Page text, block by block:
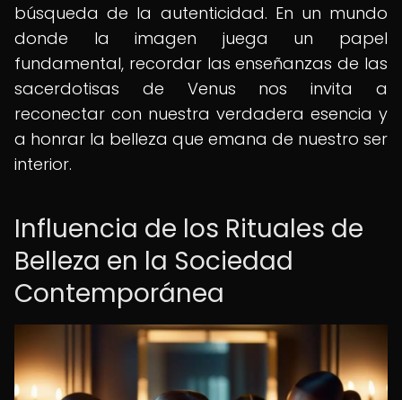
búsqueda de la autenticidad. En un mundo
donde la imagen juega un papel
fundamental, recordar las enseñanzas de las
sacerdotisas de Venus nos invita a
reconectar con nuestra verdadera esencia y
a honrar la belleza que emana de nuestro ser
interior.
Influencia de los Rituales de
Belleza en la Sociedad
Contemporánea